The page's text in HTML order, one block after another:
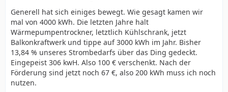
Generell hat sich einiges bewegt. Wie gesagt kamen wir
mal von 4000 kWh. Die letzten Jahre halt
Wärmepumpentrockner, letztlich Kühlschrank, jetzt
Balkonkraftwerk und tippe auf 3000 kWh im Jahr. Bisher
13,84 % unseres Strombedarfs über das Ding gedeckt.
Eingepeist 306 kwH. Also 100 € verschenkt. Nach der
Förderung sind jetzt noch 67 €, also 200 kWh muss ich noch
nutzen.